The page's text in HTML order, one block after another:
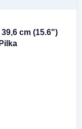
cm (15.6")